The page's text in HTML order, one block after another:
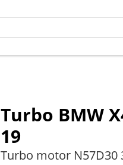
Turbo BMW
19
Turbo motor N57D30